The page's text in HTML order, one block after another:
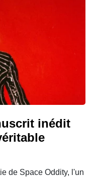
inédit
de Space Oddity, l'un